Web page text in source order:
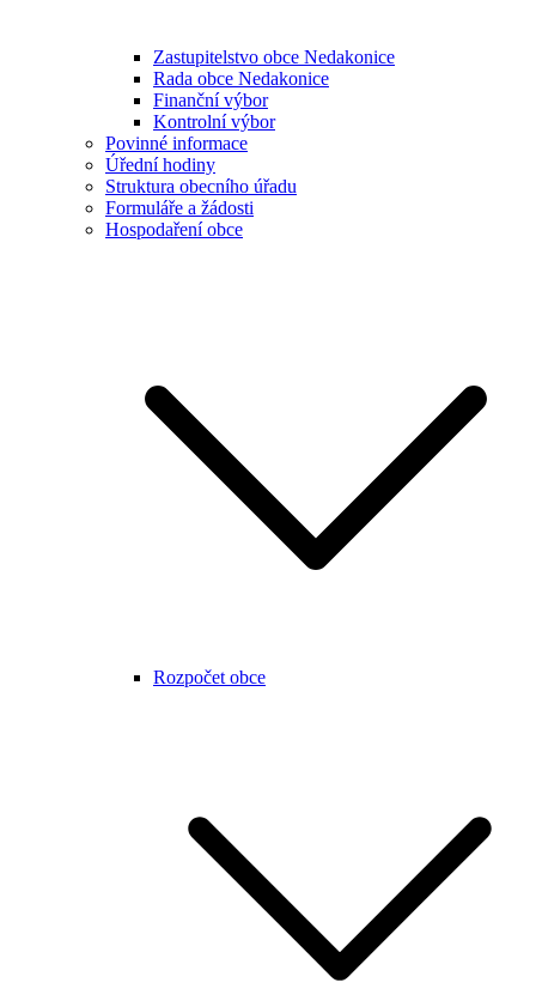
Zastupitelstvo obce Nedakonice
Rada obce Nedakonice
Finanční výbor
Kontrolní výbor
Povinné informace
Úřední hodiny
Struktura obecního úřadu
Formuláře a žádosti
Hospodaření obce
Rozpočet obce